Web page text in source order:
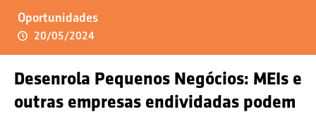
Oportunidades
20/05/2024
Desenrola Pequenos Negócios: MEIs e
outras empresas endividadas podem